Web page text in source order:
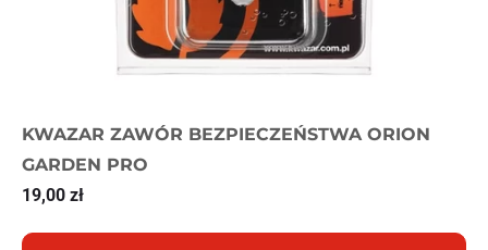
KWAZAR ZAWÓR BEZPIECZEŃSTWA ORION
GARDEN PRO
19,00 zł